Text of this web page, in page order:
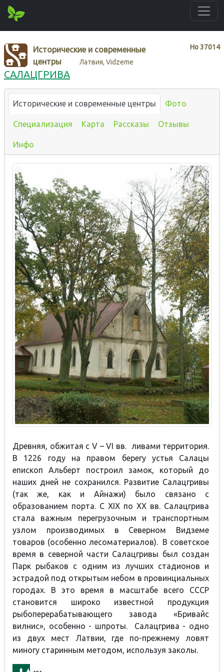
Нo37014
Исторические и современные
центры
Латвия, Vidzeme
САЛАЦГРИВА
Исторические и современные центры Фото
Специализация Карта Рассказы Отзывы
Инфо
Древняя, обжитая с V – VI вв. ливами территория.
В 1226 году на правом берегу устья Салацы
епископ Альберт построил замок, который до
наших дней не сохранился. Развитие Салацгривы
(так же, как и Айнажи) было связано с
образованием порта. С XIX по XX вв. Салацгрива
стала важным перегрузочным и транспортным
узлом производимых в Северном Видземе
товаров (особенно лесоматериалов). В советское
время в северной части Салацгривы был создан
Парк рыбаков с одним из лучших стадионов и
эстрадой под открытым небом в провинциальных
городах. В это время в масштабе всего СССР
становится широко известной продукция
рыбоперерабатывающего завода «Бривайс
вилнис», особенно - шпроты. Салацгрива - одно
из двух мест Латвии, где по-прежнему ловят
миногу старинным методом, используя заколы.